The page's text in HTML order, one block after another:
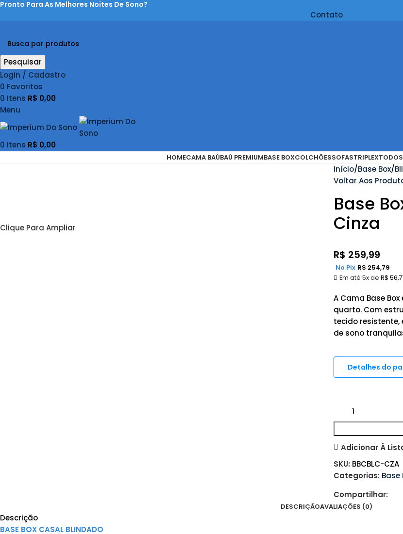
Pronto Para As Melhores Noites De Sono?
Contato
Pesquisar
Login / Cadastro
0 Favoritos
0 Itens R$ 0,00
Menu
0 Itens R$ 0,00
HOMECAMA BAÚBAÚ PREMIUMBASE BOXCOLCHÕESSOFASTRIPLEX
Clique Para Ampliar
Início Base Box
Voltar Aos
Base
Cinza
R$ 259,99
Em até 5x de R$
No Pix R$ 254,79
A Cama Base
quarto. Com
tecido resistente,
de sono
Detalhes do
Adicionar À
SKU: BBCBLC-CZA
Categorias: Base
Compartilhar:
DESCRIÇÃOAVALIAÇÕES (0)
Descrição
BASE BOX CASAL BLINDADO